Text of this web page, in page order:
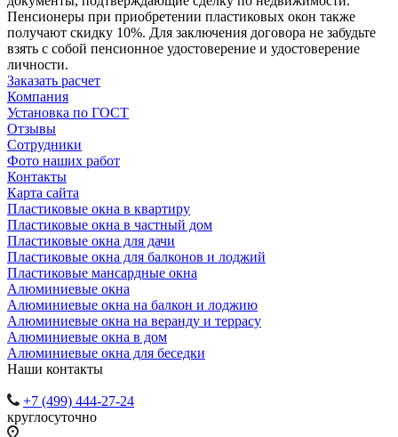
Пенсионеры при приобретении пластиковых окон также
получают скидку 10%. Для заключения договора не забудьте
взять с собой пенсионное удостоверение и удостоверение
личности.
Заказать расчет
Компания
Установка по ГОСТ
Отзывы
Сотрудники
Фото наших работ
Контакты
Карта сайта
Пластиковые окна в квартиру
Пластиковые окна в частный дом
Пластиковые окна для дачи
Пластиковые окна для балконов и лоджий
Пластиковые мансардные окна
Алюминиевые окна
Алюминиевые окна на балкон и лоджию
Алюминиевые окна на веранду и террасу
Алюминиевые окна в дом
Алюминиевые окна для беседки
Наши контакты
+7 (499) 444-27-24
круглосуточно